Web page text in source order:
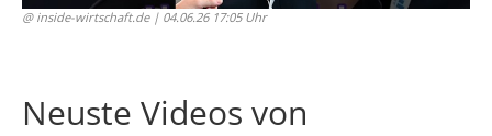
@ inside-wirtschaft.de| 04.06.26 17:05 Uhr
Neuste Videos von